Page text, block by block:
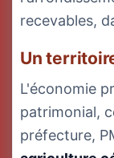
recevables,
Un
L'économie
patrimonial,
préfecture,